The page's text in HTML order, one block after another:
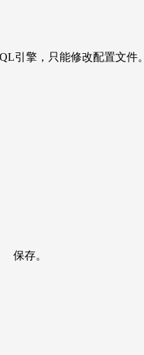
引擎，只能修改配置文件。
保存。